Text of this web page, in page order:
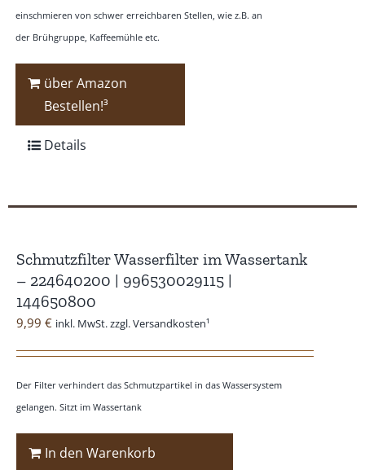
einschmieren von schwer erreichbaren Stellen, wie z.B. an
der Brühgruppe, Kaffeemühle etc.
über Amazon
Bestellen!³
Details
Schmutzfilter Wasserfilter im Wassertank
– 224640200 | 996530029115 |
144650800
9,99 € inkl. MwSt. zzgl. Versandkosten¹
Der Filter verhindert das Schmutzpartikel in das Wassersystem
gelangen. Sitzt im Wassertank
In den Warenkorb